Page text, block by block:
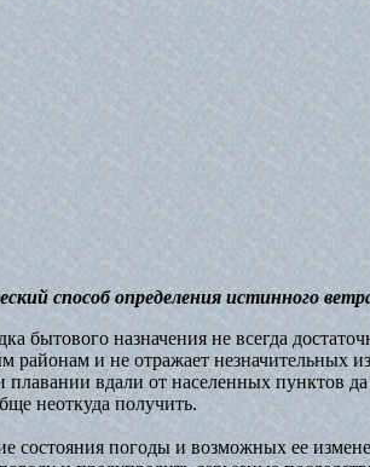
способ определения истинного
бытового назначения не всегда
районам и не отражает незначительных
плавании вдали от населенных пунктов
неоткуда получить.
состояния погоды и возможных ее